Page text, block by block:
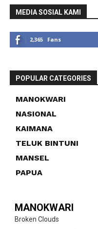
MEDIA SOSIAL KAMI
2,365 Fans
POPULAR CATEGORIES
MANOKWARI
NASIONAL
KAIMANA
TELUK BINTUNI
MANSEL
PAPUA
MANOKWARI
Broken Clouds